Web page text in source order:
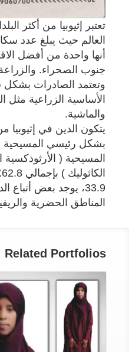
تعتبر إثيوبيا من أكثر
أنها واحدة من أفضل
جنوب الصحراء.
وتعتمد الصادرات
الأساسية الزراعية مثل
والماشية.
يتكون الدين في إثيوبيا
بشكل رئيسي المسيحية
المسيحية ( الأرثوذكسية
33.9، يوجد بعض أتباع
المناطق الحضرية
Related Portfolios